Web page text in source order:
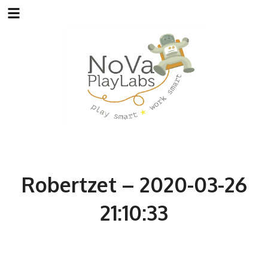
Robertzet – 2020-03-26
21:10:33